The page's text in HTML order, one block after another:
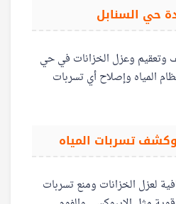
حي السنابل
وتعقيم وعزل الخزانات في حي
المياه وإصلاح أي تسربات
تسربات المياه
لعزل الخزانات ومنع تسربات